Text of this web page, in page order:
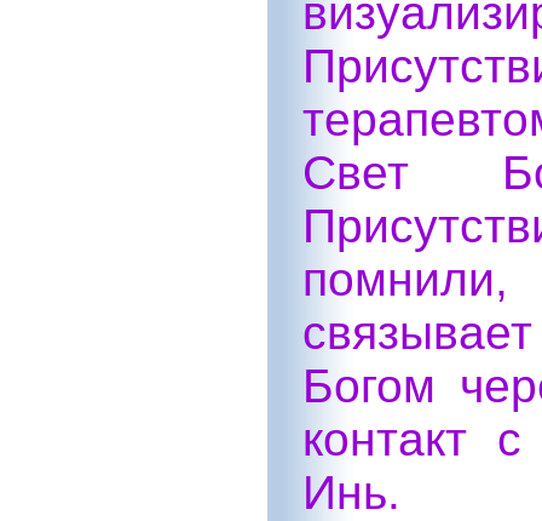
Свет
Богом
контакт
Инь.